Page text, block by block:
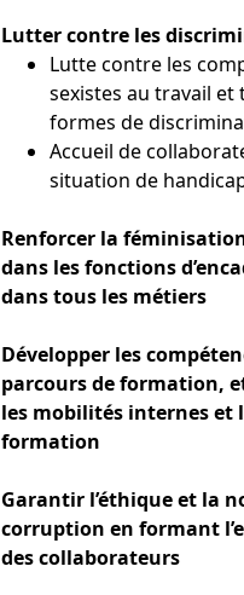
Lutter contre les
Lutte contre les
sexistes au travail et
formes de
Accueil de
situation de
Renforcer la féminisation
dans les fonctions
dans tous les métiers
Développer les
parcours de formation,
les mobilités internes et
formation
Garantir l’éthique et la
corruption en formant
des collaborateurs